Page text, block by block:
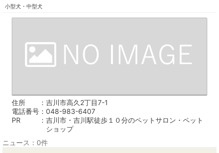
小型犬・中型犬
住所
吉川市高久2丁目7-1
電話番号
048-983-6407
PR
吉川市・吉川駅徒歩１０分のペットサロン・ペット
ショップ
ニュース：0件